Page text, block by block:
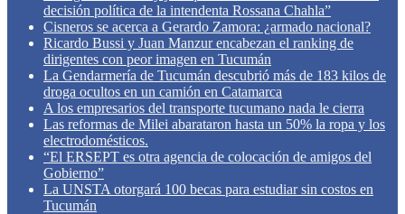
decisión política de la intendenta Rossana Chahla”
Cisneros se acerca a Gerardo Zamora: ¿armado nacional?
Ricardo Bussi y Juan Manzur encabezan el ranking de
dirigentes con peor imagen en Tucumán
La Gendarmería de Tucumán descubrió más de 183 kilos de
droga ocultos en un camión en Catamarca
A los empresarios del transporte tucumano nada le cierra
Las reformas de Milei abarataron hasta un 50% la ropa y los
electrodomésticos.
“El ERSEPT es otra agencia de colocación de amigos del
Gobierno”
La UNSTA otorgará 100 becas para estudiar sin costos en
Tucumán